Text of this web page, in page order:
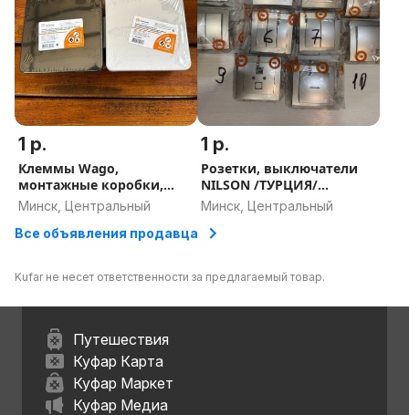
1 р.
Клеммы Wago,
монтажные коробки,
розетки, выключатели и
Минск, Центральный
1 р.
Розетки, выключатели
NILSON /ТУРЦИЯ/
ДОСТАВКА По Минску
Минск, Центральный
Все объявления продавца
Kufar не несет ответственности за предлагаемый товар.
Путешествия
Куфар Карта
Куфар Маркет
Куфар Медиа